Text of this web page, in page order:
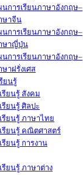
นการเรียนภาษาอังกฤษ–
ษาจีน
นการเรียนภาษาอังกฤษ–
ษาญี่ปุ่น
นการเรียนภาษาอังกฤษ–
ษาฝรั่งเศส
ยนรู้
รียนรู้ สังคม
รียนรู้ ศิลปะ
รียนรู้ ภาษาไทย
รียนรู้ คณิตศาสตร์
รียนรู้ การงาน
รียนรู้ ภาษาต่าง